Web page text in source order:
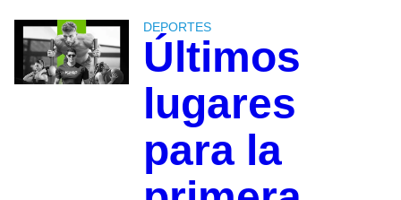
DEPORTES
Últimos
lugares
para la